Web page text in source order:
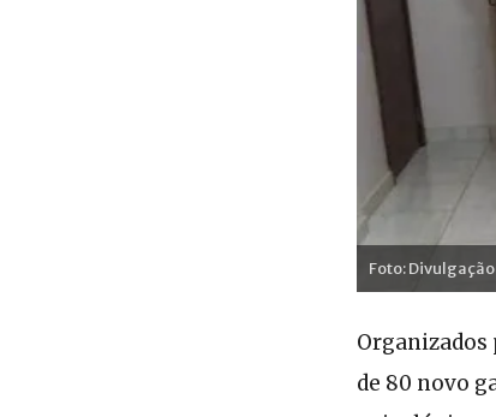
Foto: Divulgação
Organizados
de 80 novo